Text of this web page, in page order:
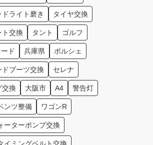
ドライト磨き タイヤ交換
ト交換 タント ゴルフ
ド 兵庫県 ポルシェ
ドブーツ交換 セレナ
交換 大阪市 A4 警告灯
ンツ整備 ワゴンR
ーターポンプ交換